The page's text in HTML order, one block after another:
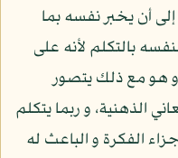
أن يخبر نفسه بما
بالتكلم لأنه على
هو مع ذلك يتصور
الذهنية، و ربما يتكلم
الفكرة و الباعث له